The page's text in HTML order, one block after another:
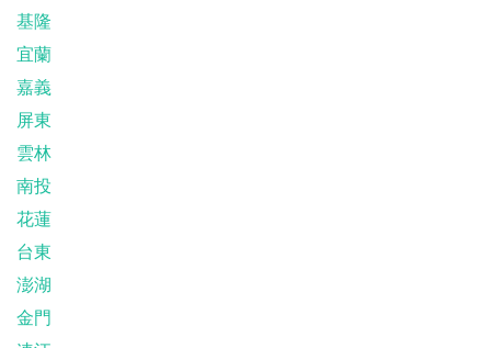
基隆
宜蘭
嘉義
屏東
雲林
南投
花蓮
台東
澎湖
金門